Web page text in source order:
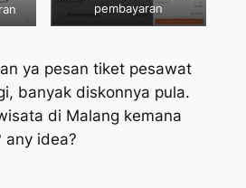
pembayaran
ya pesan tiket pesawat
banyak diskonnya pula.
di Malang kemana
any idea?